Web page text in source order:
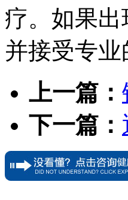
疗。如果
并接受专业
上一篇：
下一篇：